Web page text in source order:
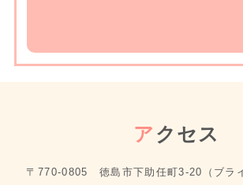
ア クセス
〒770-0805 徳島市下助任町3-20（ブラ